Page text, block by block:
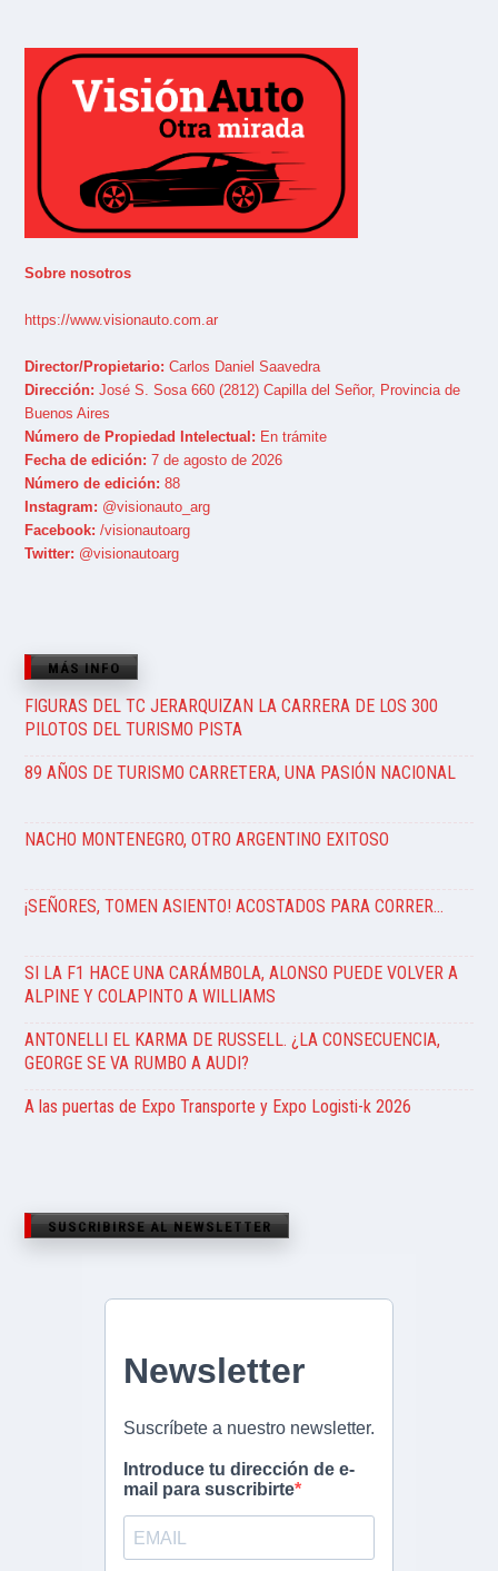
Sobre nosotros
https://www.visionauto.com.ar
Director/Propietario: Carlos Daniel Saavedra
Dirección: José S. Sosa 660 (2812) Capilla del Señor, Provincia de
Buenos Aires
Número de Propiedad Intelectual: En trámite
Fecha de edición: 7 de agosto de 2026
Número de edición: 88
Instagram: @visionauto_arg
Facebook: /visionautoarg
Twitter: @visionautoarg
MÁS INFO
FIGURAS DEL TC JERARQUIZAN LA CARRERA DE LOS 300
PILOTOS DEL TURISMO PISTA
89 AÑOS DE TURISMO CARRETERA, UNA PASIÓN NACIONAL
NACHO MONTENEGRO, OTRO ARGENTINO EXITOSO
¡SEÑORES, TOMEN ASIENTO! ACOSTADOS PARA CORRER…
SI LA F1 HACE UNA CARÁMBOLA, ALONSO PUEDE VOLVER A
ALPINE Y COLAPINTO A WILLIAMS
ANTONELLI EL KARMA DE RUSSELL. ¿LA CONSECUENCIA,
GEORGE SE VA RUMBO A AUDI?
A las puertas de Expo Transporte y Expo Logisti-k 2026
SUSCRIBIRSE AL NEWSLETTER